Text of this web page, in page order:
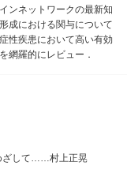
ンネットワークの最新知
成における関与について
性疾患において高い有効
網羅的にレビュー．
ざして……村上正晃